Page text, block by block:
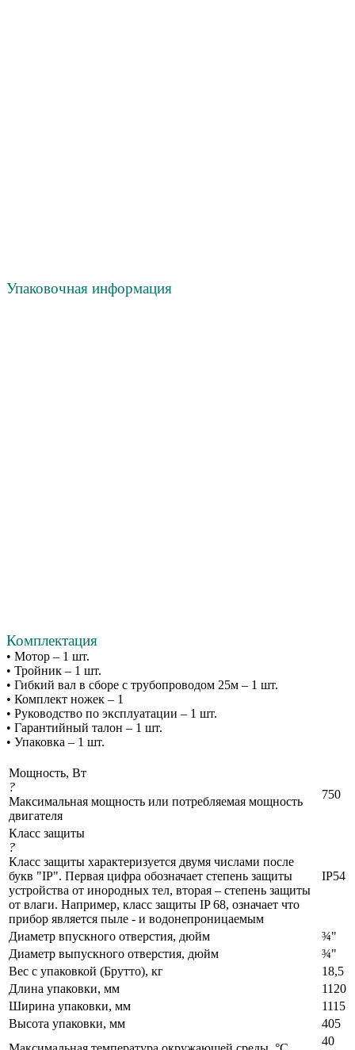
Упаковочная информация
Комплектация
• Мотор – 1 шт.
• Тройник – 1 шт.
• Гибкий вал в сборе с трубопроводом 25м – 1 шт.
• Комплект ножек – 1
• Руководство по эксплуатации – 1 шт.
• Гарантийный талон – 1 шт.
• Упаковка – 1 шт.
Мощность, Вт
?
Максимальная мощность или потребляемая мощность
двигателя
750
Класс защиты
?
Класс защиты характеризуется двумя числами после
букв "IP". Первая цифра обозначает степень защиты
устройства от инородных тел, вторая – степень защиты
от влаги. Например, класс защиты IP 68, означает что
прибор является пыле - и водонепроницаемым
IP54
Диаметр впускного отверстия, дюйм
¾"
Диаметр выпускного отверстия, дюйм
¾"
Вес с упаковкой (Брутто), кг
18,5
Длина упаковки, мм
1120
Ширина упаковки, мм
1115
Высота упаковки, мм
405
40